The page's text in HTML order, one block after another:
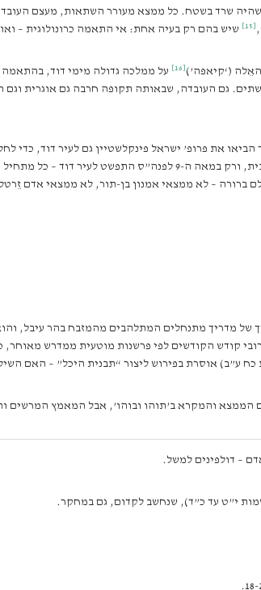
שרד בשטח. כל ממצא מעורר השתאות, מעצם
[15] שיש בהם רק בעיה אחת: אי התאמה כרונולוגית –
(‘קיאפה’) [16]
על ממלכה גדולה מימי דוד,
גם העובדה, שבאותה תקופה חרבה גם אוגרית
הביאו את פרופ’ ישראל פינקלשטיין גם לעיר דוד,
אותה, כאילו היכלו של דוד מסתתר בהר הבית, ורק
ברורה – לא ממצאי אמנון בן-תור, לא ממצאי אדם
של מדריך מתנחלים המתלהבים מהמזבח בהר עיבל,
קודש הקודשים לפי פרשנות מוטעית ממדרש
ע”ב) אוסרת בפירוש ליצור “תבנית היכל” – האם
הממצא והמקרא ב’תוהו ובוהו’, אבל המאמץ המרשים
– דולפינים למשל.
י”ט עד כ”ד), שנחשב לקדום, גם במחקר.